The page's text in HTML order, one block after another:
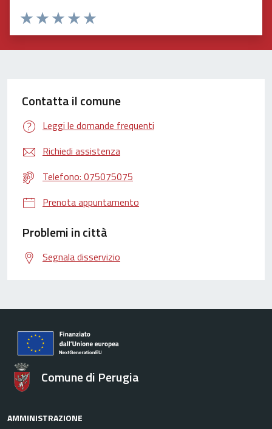
Valuta 5 stelle su 5
Valuta 4 stelle su 5
Valuta 3 stelle su 5
Valuta 2 stelle su 5
Valuta 1 stelle su 5
Contatta il comune
Leggi le domande frequenti
Richiedi assistenza
Telefono: 075075075
Prenota appuntamento
Problemi in città
Segnala disservizio
Comune di Perugia
AMMINISTRAZIONE